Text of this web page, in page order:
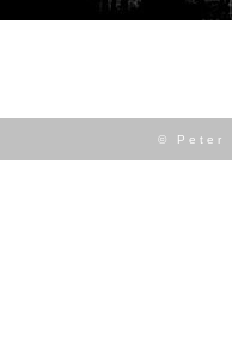
© Peter